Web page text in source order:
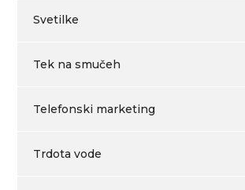
Svetilke
Tek na smučeh
Telefonski marketing
Trdota vode